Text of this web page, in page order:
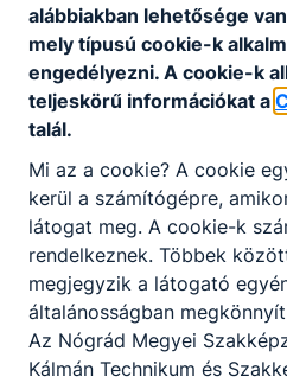
képzési programja
egymástól, igazodva a
Követelményekben,
tartalmakhoz és a helyi
Szakmák
alábbiakban lehetősége
mely típusú cookie-k
engedélyezni. A cookie-k
teljeskörű információkat a
talál.
Mi az a cookie? A cookie
kerül a számítógépre,
látogat meg. A cookie-k
rendelkeznek. Többek
megjegyzik a látogató
általánosságban
Az Nógrád Megyei
Kálmán Technikum és